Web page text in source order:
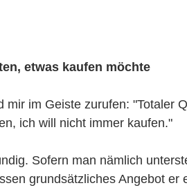
etwas kaufen möchte
im Geiste zurufen: "Totaler
ich will nicht immer kaufen."
Sofern man nämlich
grundsätzliches Angebot er